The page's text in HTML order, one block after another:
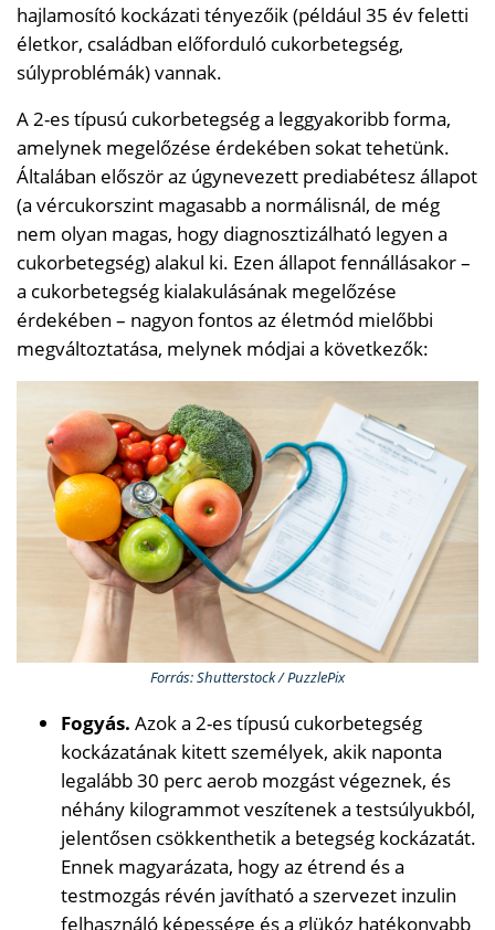
hajlamosító kockázati tényezőik (például 35 év feletti
életkor, családban előforduló cukorbetegség,
súlyproblémák) vannak.
A 2-es típusú cukorbetegség a leggyakoribb forma,
amelynek megelőzése érdekében sokat tehetünk.
Általában először az úgynevezett prediabétesz állapot
(a vércukorszint magasabb a normálisnál, de még
nem olyan magas, hogy diagnosztizálható legyen a
cukorbetegség) alakul ki. Ezen állapot fennállásakor –
a cukorbetegség kialakulásának megelőzése
érdekében – nagyon fontos az életmód mielőbbi
megváltoztatása, melynek módjai a következők:
Forrás: Shutterstock / PuzzlePix
Fogyás. Azok a 2-es típusú cukorbetegség
kockázatának kitett személyek, akik naponta
legalább 30 perc aerob mozgást végeznek, és
néhány kilogrammot veszítenek a testsúlyukból,
jelentősen csökkenthetik a betegség kockázatát.
Ennek magyarázata, hogy az étrend és a
testmozgás révén javítható a szervezet inzulin
felhasználó képessége és a glükóz hatékonyabb